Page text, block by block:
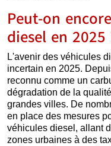
Peut-on
diesel en 2025
L'avenir des véhicules
incertain en 2025.
reconnu comme un
dégradation de la
grandes villes. De
en place des mesures
véhicules diesel, allant
zones urbaines à des